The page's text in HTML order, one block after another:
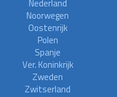
Nederland
Noorwegen
Oostenrijk
Polen
Spanje
Ver. Koninkrijk
Zweden
Zwitserland